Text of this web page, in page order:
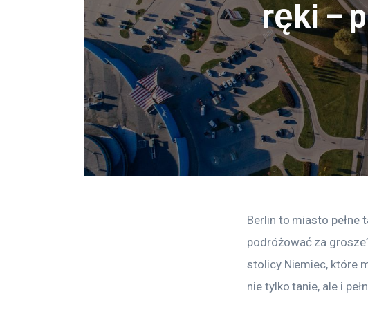
ręki –
Berlin to miasto pełne
podróżować za
stolicy Niemiec, które
nie tylko tanie, ale i